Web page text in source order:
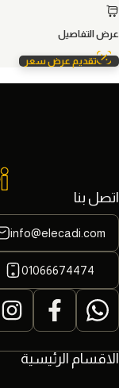
عرض التفاصيل
تقديم عرض سعر
الاقسام الرئيسية
اتصل بنا
info@elecadi.com
01066674474